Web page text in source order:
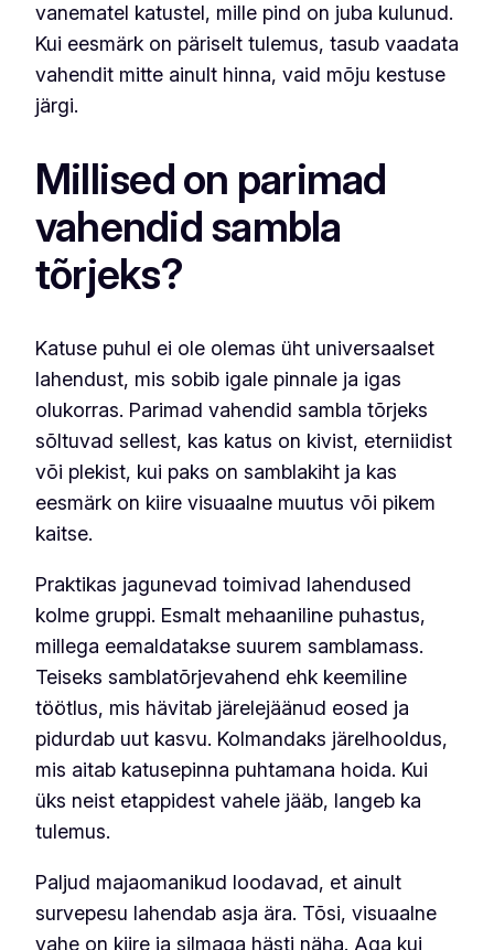
vanematel katustel, mille pind on juba kulunud.
Kui eesmärk on päriselt tulemus, tasub vaadata
vahendit mitte ainult hinna, vaid mõju kestuse
järgi.
Millised on parimad
vahendid sambla
tõrjeks?
Katuse puhul ei ole olemas üht universaalset
lahendust, mis sobib igale pinnale ja igas
olukorras. Parimad vahendid sambla tõrjeks
sõltuvad sellest, kas katus on kivist, eterniidist
või plekist, kui paks on samblakiht ja kas
eesmärk on kiire visuaalne muutus või pikem
kaitse.
Praktikas jagunevad toimivad lahendused
kolme gruppi. Esmalt mehaaniline puhastus,
millega eemaldatakse suurem samblamass.
Teiseks samblatõrjevahend ehk keemiline
töötlus, mis hävitab järelejäänud eosed ja
pidurdab uut kasvu. Kolmandaks järelhooldus,
mis aitab katusepinna puhtamana hoida. Kui
üks neist etappidest vahele jääb, langeb ka
tulemus.
Paljud majaomanikud loodavad, et ainult
survepesu lahendab asja ära. Tõsi, visuaalne
vahe on kiire ja silmaga hästi näha. Aga kui